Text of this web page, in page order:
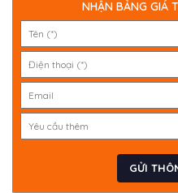
NHẬN BẢNG GIÁ